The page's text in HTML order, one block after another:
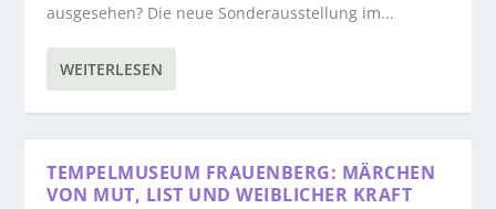
ausgesehen? Die neue Sonderausstellung im...
WEITERLESEN
TEMPELMUSEUM FRAUENBERG: MÄRCHEN
VON MUT, LIST UND WEIBLICHER KRAFT